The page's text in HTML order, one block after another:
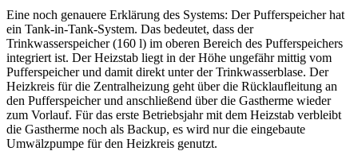
Eine noch genauere Erklärung des Systems: Der Pufferspeicher hat
ein Tank-in-Tank-System. Das bedeutet, dass der
Trinkwasserspeicher (160 l) im oberen Bereich des Pufferspeichers
integriert ist. Der Heizstab liegt in der Höhe ungefähr mittig vom
Pufferspeicher und damit direkt unter der Trinkwasserblase. Der
Heizkreis für die Zentralheizung geht über die Rücklaufleitung an
den Pufferspeicher und anschließend über die Gastherme wieder
zum Vorlauf. Für das erste Betriebsjahr mit dem Heizstab verbleibt
die Gastherme noch als Backup, es wird nur die eingebaute
Umwälzpumpe für den Heizkreis genutzt.